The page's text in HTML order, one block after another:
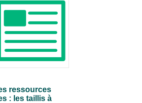
ressources
: les taillis à